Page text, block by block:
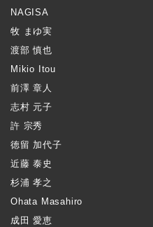
NAGISA
牧 まゆ実
渡部 慎也
Mikio Itou
前澤 章人
志村 元子
許 宗秀
徳留 加代子
近藤 泰史
杉浦 孝之
Ohata Masahiro
成田 愛恵